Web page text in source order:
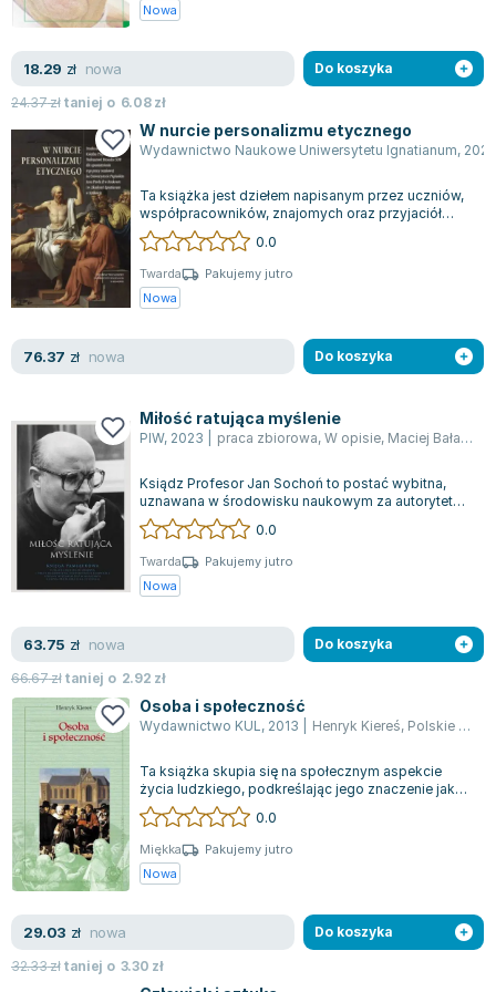
Książki o naukach politycznych dla studentów
Książki do nauk przyrodniczych dla studentów
Książki do nauk społecznych dla studentów
Książki do nauk ścisłych dla studentów
Prawo - książki dla studentów
Technologia żywności - książki
Zarządzanie i marketing - książki
Nauka języków obcych - książki
Podręczniki dla nauczycieli - metodyka
Repetytoria, testy i materiały pomocnicze
Bolesław Prus
Wanda Chotomska
Józef Ignacy Kraszewski
Clive Staples Lewis
Martyna Wojciechowska
Melissa De la Cruz
Blanka Lipińska
Jaś Kapela
Agatha Christie
Marcin Kowalczyk
Joanna Jabłczyńska
Piotr Kościelny
Jan Piński
Zygmunt Freud
Agata Passent
Michel Moran
Katarzyna Miller
Antoine de Saint Exupery
Lew Tołstoj
Mark Twain
Marcin Meller
Paulina Młynarska
ks. Piotr Pawlukiewicz
Jarosław Sokołowski
Piotr Latocha
Piotr Semka
Jarosław Iwaszkiewicz
Nowa
18.29 zł nowa
24.37złtaniej o 6.08zł
Do koszyka
W nurcie personalizmu etycznego
Wydawnictwo Naukowe Uniwersytetu Ignatianum, 2024
Ta książka jest dziełem napisanym przez uczniów,
współpracowników, znajomych oraz przyjaciół
Księdza Profesora doktora habilitowan...
0.0
Twarda
Pakujemy jutro
Nowa
76.37 zł nowa Do koszyka
Miłość ratująca myślenie
PIW, 2023 praca zbiorowa, W opisie, Maciej Bała,
Ksiądz Profesor Jan Sochoń to postać wybitna,
uznawana w środowisku naukowym za autorytet
nie tylko w dziedzinie filozofii, ale ta...
0.0
Twarda
Pakujemy jutro
Nowa
63.75 zł nowa
66.67złtaniej o 2.92 zł
Do koszyka
Osoba i społeczność
Wydawnictwo KUL, 2013 Henryk Kiereś, Polskie Towarzystwo Tomasza Z Akwinu
Ta książka skupia się na społecznym aspekcie
życia ludzkiego, podkreślając jego znaczenie jako
nieodzownego kontekstu dla realizac...
0.0
Miękka
Pakujemy jutro
Nowa
29.03 zł nowa
32.33złtaniej o 3.30 zł
Do koszyka